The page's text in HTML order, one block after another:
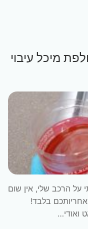
הרכב שלי, אין שום
בלבד!
ואודי…